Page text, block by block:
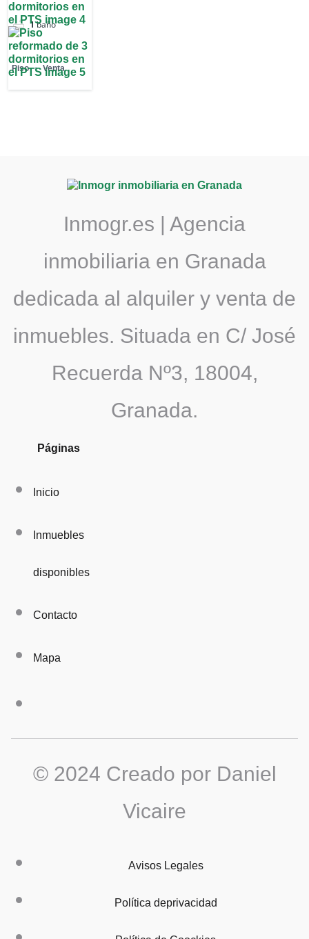
1 baño
Piso Venta
Inmogr.es | Agencia
inmobiliaria en Granada
dedicada al alquiler y venta de
inmuebles. Situada en C/ José
Recuerda Nº3, 18004,
Granada.
Páginas
Inicio
Inmuebles
disponibles
Contacto
Mapa
© 2024 Creado por Daniel
Vicaire
Avisos Legales
Política deprivacidad